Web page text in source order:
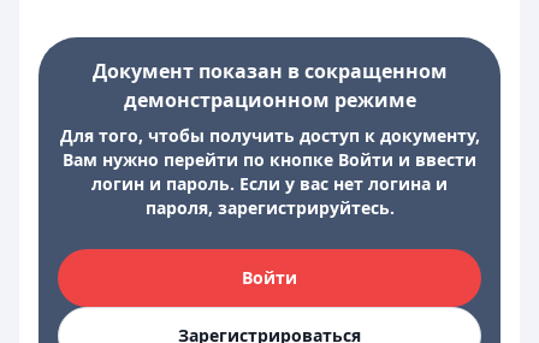
Документ показан в сокращенном
демонстрационном режиме
Для того, чтобы получить доступ к документу,
Вам нужно перейти по кнопке Войти и ввести
логин и пароль. Если у вас нет логина и
пароля, зарегистрируйтесь.
Войти
Зарегистрироваться